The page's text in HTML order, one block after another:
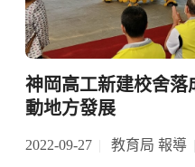
神岡高工新建校舍落
動地方發展
2022-09-27 教育局 報導